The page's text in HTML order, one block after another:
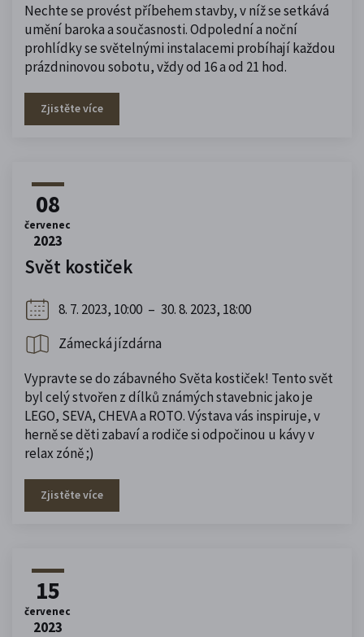
Nechte se provést příbehem stavby, v níž se setkává
umění baroka a současnosti. Odpolední a noční
prohlídky se světelnými instalacemi probíhají každou
prázdninovou sobotu, vždy od 16 a od 21 hod.
Zjistěte více
08
červenec
2023
Svět kostiček
8. 7. 2023, 10:00 – 30. 8. 2023, 18:00
Zámecká jízdárna
Vypravte se do zábavného Světa kostiček! Tento svět
byl celý stvořen z dílků známých stavebnic jako je
LEGO, SEVA, CHEVA a ROTO. Výstava vás inspiruje, v
herně se děti zabaví a rodiče si odpočinou u kávy v
relax zóně ;)
Zjistěte více
15
červenec
2023